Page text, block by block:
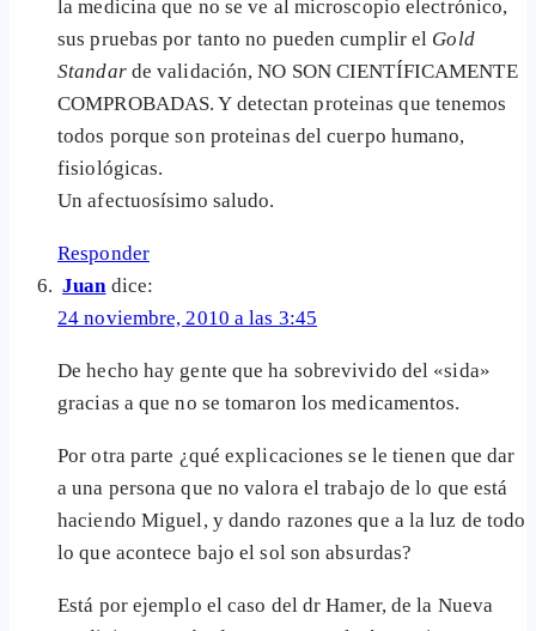
la medicina que no se ve al microscopio electrónico,
sus pruebas por tanto no pueden cumplir el Gold
Standar de validación, NO SON CIENTÍFICAMENTE
COMPROBADAS. Y detectan proteinas que tenemos
todos porque son proteinas del cuerpo humano,
fisiológicas.
Un afectuosísimo saludo.
Responder
Juan dice:
24 noviembre, 2010 a las 3:45
De hecho hay gente que ha sobrevivido del «sida»
gracias a que no se tomaron los medicamentos.
Por otra parte ¿qué explicaciones se le tienen que dar
a una persona que no valora el trabajo de lo que está
haciendo Miguel, y dando razones que a la luz de todo
lo que acontece bajo el sol son absurdas?
Está por ejemplo el caso del dr Hamer, de la Nueva